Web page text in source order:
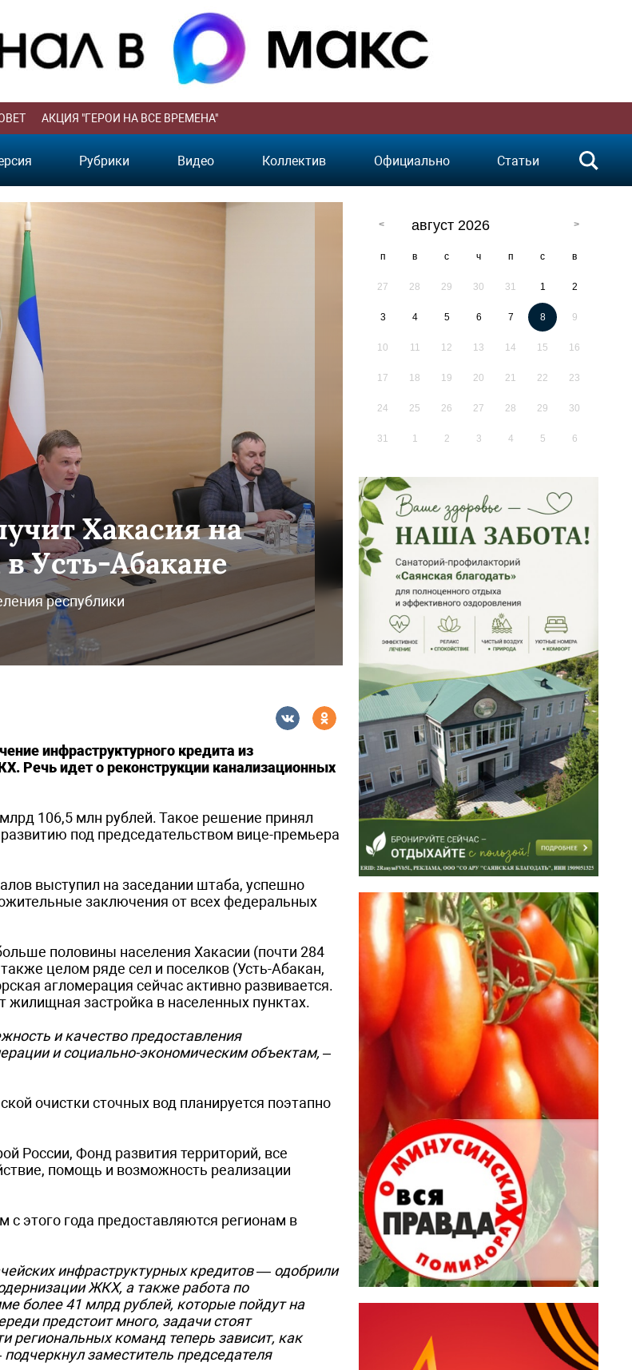
АКЦИЯ "ГЕРОИ НА ВСЕ ВРЕМЕНА"
Рубрики Видео Коллектив Официально Статьи
Хакасия на
Усть-Абакане
республики
инфраструктурного кредита из
Речь идет о реконструкции канализационных
106,5 млн рублей. Такое решение принял
под председательством вице-премьера
выступил на заседании штаба, успешно
заключения от всех федеральных
половины населения Хакасии (почти 284
целом ряде сел и поселков (Усть-Абакан,
агломерация сейчас активно развивается.
застройка в населенных пунктах.
и качество предоставления
и социально-экономическим объектам, –
очистки сточных вод планируется поэтапно
России, Фонд развития территорий, все
помощь и возможность реализации
этого года предоставляются регионам в
инфраструктурных кредитов — одобрили
ЖКХ, а также работа по
более 41 млрд рублей, которые пойдут на
предстоит много, задачи стоят
региональных команд теперь зависит, как
заместитель председателя
август 2026
п в с ч п с в
27 28 29 30 31 1 2
3 4 5 6 7 8 9
10 11 12 13 14 15 16
17 18 19 20 21 22 23
24 25 26 27 28 29 30
31 1 2 3 4 5 6